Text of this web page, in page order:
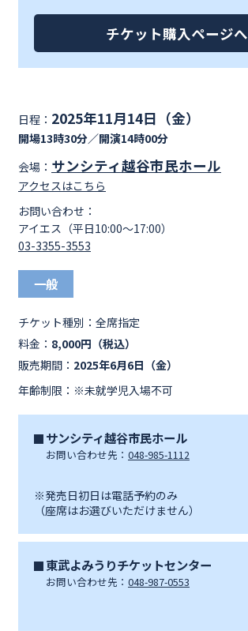
チケット購入ページへ
日程： 2025年11月14日（金）
開場13時30分／開演14時00分
会場： サンシティ越谷市民ホール
アクセスはこちら
お問い合わせ：
アイエス（平日10:00～17:00）
03-3355-3553
一般
チケット種別： 全席指定
料金： 8,000円（税込）
販売期間： 2025年6月6日（金）
年齢制限：※未就学児入場不可
サンシティ越谷市民ホール
お問い合わせ先： 048-985-1112
※発売日初日は電話予約のみ
（座席はお選びいただけません）
東武よみうりチケットセンター
お問い合わせ先： 048-987-0553